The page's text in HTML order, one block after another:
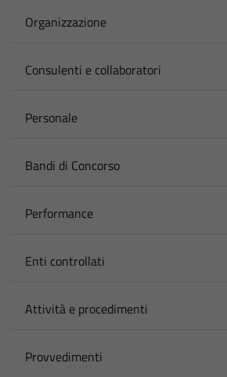
Organizzazione
Consulenti e collaboratori
Personale
Bandi di Concorso
Performance
Enti controllati
Attività e procedimenti
Provvedimenti